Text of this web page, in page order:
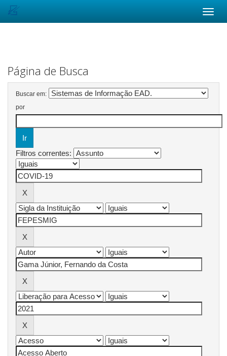
Página de Busca
Buscar em:
por
Filtros correntes: